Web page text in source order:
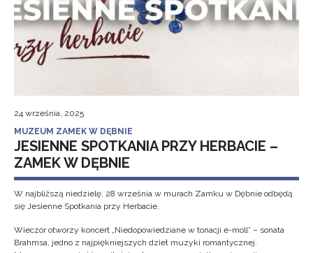
24 września, 2025
MUZEUM ZAMEK W DĘBNIE
JESIENNE SPOTKANIA PRZY HERBACIE –
ZAMEK W DĘBNIE
W najbliższą niedzielę, 28 września w murach Zamku w Dębnie odbędą
się Jesienne Spotkania przy Herbacie.
Wieczór otworzy koncert „Niedopowiedziane w tonacji e-moll” – sonata
Brahmsa, jedno z najpiękniejszych dzieł muzyki romantycznej.